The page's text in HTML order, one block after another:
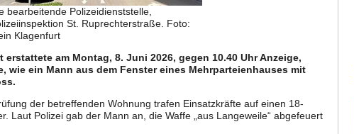
bearbeitende Polizeidienststelle,
St. Ruprechterstraße. Foto:
Klagenfurt
am Montag, 8. Juni 2026, gegen 10.40 Uhr Anzeige,
wie ein Mann aus dem Fenster eines Mehrparteienhauses mit
der betreffenden Wohnung trafen Einsatzkräfte auf einen 18-
Laut Polizei gab der Mann an, die Waffe „aus Langeweile“ abgefeuert